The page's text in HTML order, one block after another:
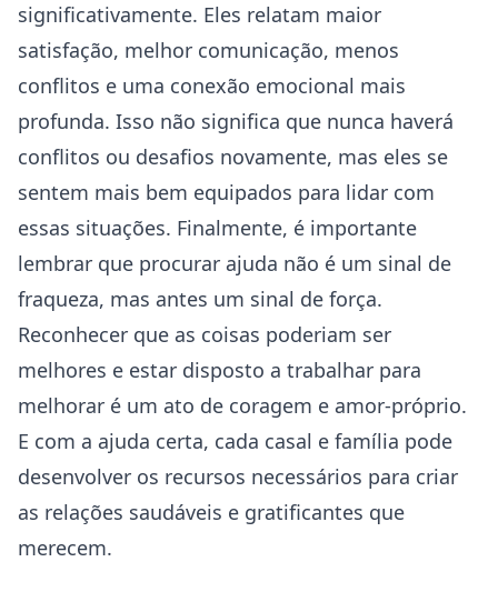
⁣significativamente. Eles‍ relatam maior​
satisfação, melhor comunicação, menos
conflitos e⁤ uma conexão⁣ emocional mais
profunda. ⁢Isso não ⁢significa ⁢que nunca haverá
conflitos ‌ou desafios novamente, mas ⁤eles se​
sentem mais bem equipados para lidar com
essas⁢ situações. Finalmente, é importante
lembrar que procurar ajuda não é um sinal de
fraqueza, mas‍ antes um sinal de força.
Reconhecer que as coisas poderiam ser
melhores ​e estar disposto⁣ a trabalhar​ para
melhorar é⁤ um ato de⁤ coragem ‌e‍ amor-próprio.
E com a⁣ ajuda certa, cada ⁤casal e família pode
desenvolver os recursos ⁢necessários para criar
as relações saudáveis e ⁢gratificantes‌ que
merecem.